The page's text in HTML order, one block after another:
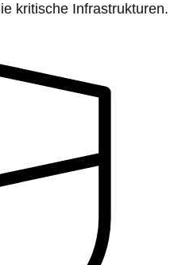
kritische Infrastrukturen.